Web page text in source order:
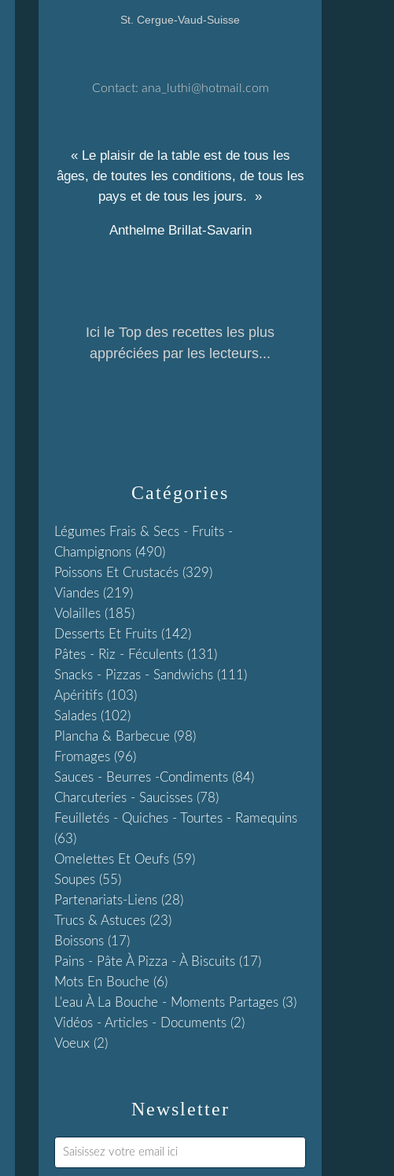
Newsletter
Catégories
Légumes Frais & Secs - Fruits -
Champignons (490)
Poissons Et Crustacés (329)
Viandes (219)
Volailles (185)
Desserts Et Fruits (142)
Pâtes - Riz - Féculents (131)
Snacks - Pizzas - Sandwichs (111)
Apéritifs (103)
Salades (102)
Plancha & Barbecue (98)
Fromages (96)
Sauces - Beurres -condiments (84)
Charcuteries - Saucisses (78)
Feuilletés - Quiches - Tourtes - Ramequins
(63)
Omelettes Et Oeufs (59)
Soupes (55)
Partenariats-Liens (28)
Trucs & Astuces (23)
Boissons (17)
Pains - Pâte À Pizza - À Biscuits (17)
Mots En Bouche (6)
L'eau À La Bouche - Moments Partages (3)
Vidéos - Articles - Documents (2)
Voeux (2)
St. Cergue-Vaud-Suisse
Contact: ana_luthi@hotmail.com
« Le plaisir de la table est de tous les
âges, de toutes les conditions, de tous les
pays et de tous les jours. »
Anthelme Brillat-Savarin
Ici le Top des recettes les plus
appréciées par les lecteurs...